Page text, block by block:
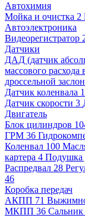
Автохимия
Мойка и очистка 2
Автоэлектроника
Видеорегистратор
Датчики
ДАД (датчик
массового расхода
дроссельной
Датчик коленвала
Датчик скорости 3
Двигатель
Блок цилиндров
ГРМ 36
Коленвал 100
картера 4 Подушка
Распредвал 28
46
Коробка передач
АКПП 71
МКПП 36 Сальник